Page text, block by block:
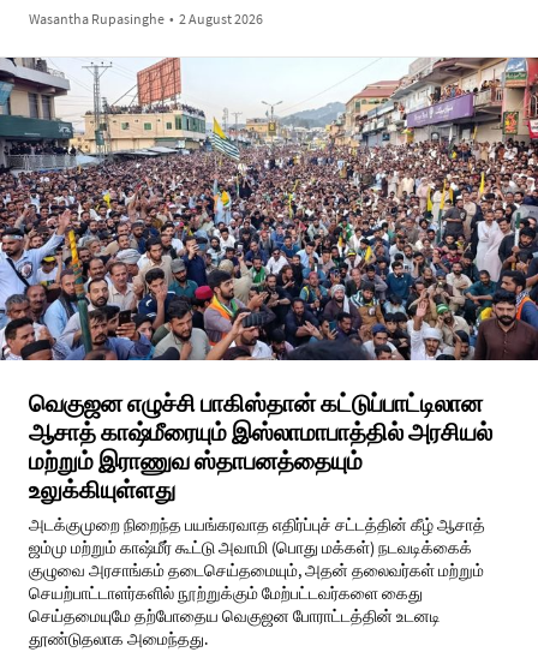
Wasantha Rupasinghe • 2 August 2026
வெகுஜன எழுச்சி பாகிஸ்தான் கட்டுப்பாட்டிலான
ஆசாத் காஷ்மீரையும் இஸ்லாமாபாத்தில் அரசியல்
மற்றும் இராணுவ ஸ்தாபனத்தையும்
உலுக்கியுள்ளது
அடக்குமுறை நிறைந்த பயங்கரவாத எதிர்ப்புச் சட்டத்தின் கீழ் ஆசாத்
ஜம்மு மற்றும் காஷ்மீர் கூட்டு அவாமி (பொது மக்கள்) நடவடிக்கைக்
குழுவை அரசாங்கம் தடைசெய்தமையும், அதன் தலைவர்கள் மற்றும்
செயற்பாட்டாளர்களில் நூற்றுக்கும் மேற்பட்டவர்களை கைது
செய்தமையுமே தற்போதைய வெகுஜன போராட்டத்தின் உடனடி
தூண்டுதலாக அமைந்தது.